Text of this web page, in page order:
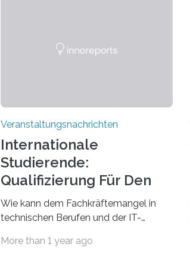
Veranstaltungsnachrichten
Internationale
Studierende:
Qualifizierung Für Den
Arbeitsmarkt
Wie kann dem Fachkräftemangel in
technischen Berufen und der IT-
Beispiel durch internationale
More than 1 year ago